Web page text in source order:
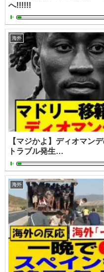
へ!!!!!!
海外
【マジかよ】ディオマン
トラブル発生…
海外